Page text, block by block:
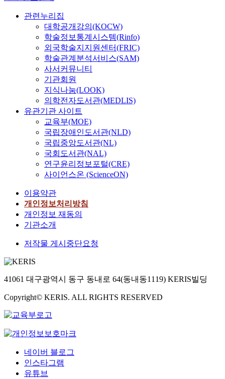
관련누리집
대학공개강의(KOCW)
학술정보통계시스템(Rinfo)
외국학술지지원센터(FRIC)
학술관계분석서비스(SAM)
사서커뮤니티
기관회원
지식나눔(LOOK)
의학전자도서관(MEDLIS)
유관기관 사이트
교육부(MOE)
국립장애인도서관(NLD)
국립중앙도서관(NL)
국회도서관(NAL)
연구윤리정보포털(CRE)
사이언스온 (ScienceON)
이용약관
개인정보처리방침
개인정보 재동의
기관소개
저작물 게시중단요청
41061 대구광역시 동구 동내로 64(동내동1119) KERIS빌딩
Copyright© KERIS. ALL RIGHTS RESERVED
네이버 블로그
인스타그램
유튜브